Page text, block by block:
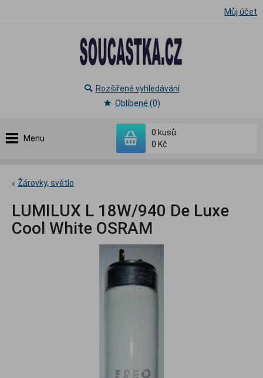
Můj účet
Menu
0 kusů
0 Kč
Rozšířené vyhledávání
Oblíbené (0)
Žárovky, světlo
LUMILUX L 18W/940 De Luxe
Cool White OSRAM